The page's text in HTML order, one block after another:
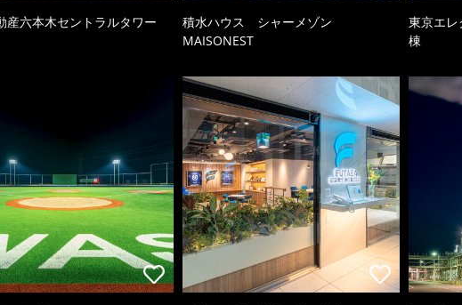
産六本木セントラルタワー
積水ハウス シャーメゾン
MAISONEST
東京エ
棟